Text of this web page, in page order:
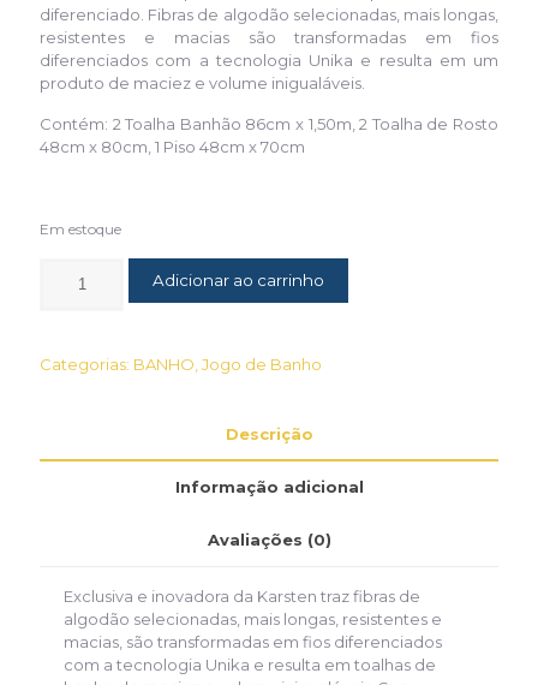
diferenciado. Fibras de algodão selecionadas, mais longas,
resistentes e macias são transformadas em fios
diferenciados com a tecnologia Unika e resulta em um
produto de maciez e volume inigualáveis.
Contém: 2 Toalha Banhão 86cm x 1,50m, 2 Toalha de Rosto
48cm x 80cm, 1 Piso 48cm x 70cm
Em estoque
Adicionar ao carrinho
Categorias: BANHO Jogo de Banho
Descrição
Informação adicional
Avaliações (0)
Exclusiva e inovadora da Karsten traz fibras de
algodão selecionadas, mais longas, resistentes e
macias, são transformadas em fios diferenciados
com a tecnologia Unika e resulta em toalhas de